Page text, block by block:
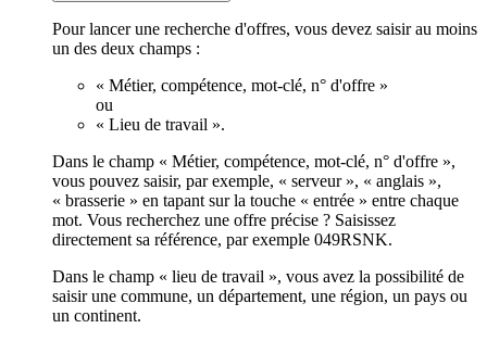
Pour lancer une recherche d'offres, vous devez saisir au moins
un des deux champs :
« Métier, compétence, mot-clé, n° d'offre »
ou
« Lieu de travail ».
Dans le champ « Métier, compétence, mot-clé, n° d'offre »,
vous pouvez saisir, par exemple, « serveur », « anglais »,
« brasserie » en tapant sur la touche « entrée » entre chaque
mot. Vous recherchez une offre précise ? Saisissez
directement sa référence, par exemple 049RSNK.
Dans le champ « lieu de travail », vous avez la possibilité de
saisir une commune, un département, une région, un pays ou
un continent.